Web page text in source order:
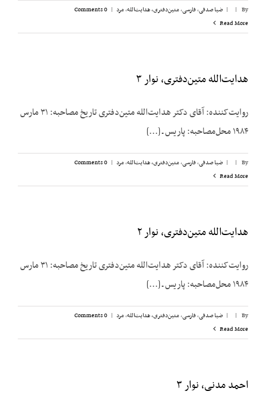
By
|
| ضیا صدقی,فارسی,متین‌دفتری، هدایت‌الله,مرد |
0 Comments
Read More
هدایت‌الله متین‌دفتری، نوار ۳
روایت‌کننده: آقای دکتر هدایت‌الله متین‌دفتری تاریخ مصاحبه: ۳۱ مارس
۱۹۸۴ محل‌مصاحبه: پاریس ـ [...]
By
|
| ضیا صدقی,فارسی,متین‌دفتری، هدایت‌الله,مرد |
0 Comments
Read More
هدایت‌الله متین‌دفتری، نوار ۲
روایت‌کننده: آقای دکتر هدایت‌الله متین‌دفتری تاریخ مصاحبه: ۳۱ مارس
۱۹۸۴ محل‌مصاحبه: پاریس ـ [...]
By
|
| ضیا صدقی,فارسی,متین‌دفتری، هدایت‌الله,مرد |
0 Comments
Read More
احمد مدنی، نوار ۳